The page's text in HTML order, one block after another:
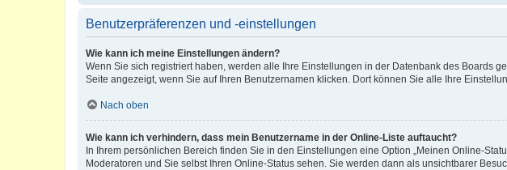
Benutzerpräferenzen und -einstellungen
Wie kann ich meine Einstellungen ändern?
Wenn Sie sich registriert haben, werden alle Ihre Einstellungen in der Datenbank des Boards
Seite angezeigt, wenn Sie auf Ihren Benutzernamen klicken. Dort können Sie alle Ihre
Nach oben
Wie kann ich verhindern, dass mein Benutzername in der Online-Liste auftaucht?
In Ihrem persönlichen Bereich finden Sie in den Einstellungen eine Option „Meinen Online-
Moderatoren und Sie selbst Ihren Online-Status sehen. Sie werden dann als unsichtbarer